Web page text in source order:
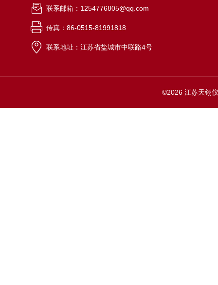
联系邮箱：1254776805@qq.com
传真：86-0515-81991818
联系地址：江苏省盐城市中联路4号
©2026 江苏天翎